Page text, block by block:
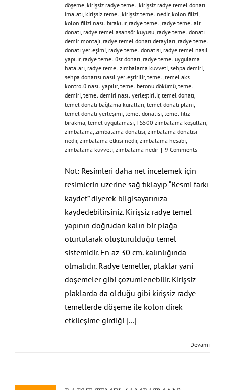
döşeme, kirişsiz radye temel, kirişsiz radye temel donatı
imalatı, kirişsiz temel, kirişsiz temel nedir, kolon filizi,
kolon filizi nasıl bırakılır, radye temel, radye temel alt
donatı, radye temel asansör kuyusu, radye temel donatı
demir montajı, radye temel donatı detayları, radye temel
donatı yerleşimi, radye temel donatısı, radye temel nasıl
yapılır, radye temel üst donatı, radye temel uygulama
hataları, radye temel zımbalama kuvveti, sehpa demiri,
sehpa donatısı nasıl yerleştirilir, temel, temel aks
kontrolü nasıl yapılır, temel betonu dökümü, temel
demiri, temel demiri nasıl yerleştirilir, temel donatı,
temel donatı bağlama kuralları, temel donatı planı,
temel donatı yerleşimi, temel donatısı, temel filiz
bırakma, temel uygulaması, TS500 zımbalama koşulları,
zımbalama, zımbalama donatısı, zımbalama donatısı
nedir, zımbalama etkisi nedir, zımbalama hesabı,
zımbalama kuvveti, zımbalama nedir | 9 Comments
Not: Resimleri daha net incelemek için
resimlerin üzerine sağ tıklayıp “Resmi farkı
kaydet” diyerek bilgisayarınıza
kaydedebilirsiniz. Kirişsiz radye temel
yapının doğrudan kalın bir plağa
oturtularak oluşturulduğu temel
sistemidir. En az 30 cm. kalınlığında
olmalıdır. Radye temeller, plaklar yani
döşemeler gibi çözümlenebilir. Kirişsiz
plaklarda da olduğu gibi kirişsiz radye
temellerde döşeme ile kolon direk
etkileşime girdiği [...]
Devamı